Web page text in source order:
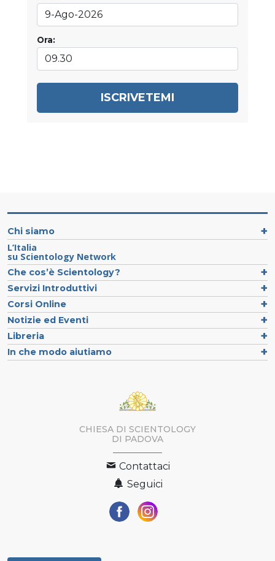
Ora:
ISCRIVETEMI
Chi siamo
L’Italia
su Scientology Network
Che cos’è Scientology?
Servizi Introduttivi
Corsi Online
Notizie ed Eventi
Libreria
In che modo aiutiamo
CHIESA DI SCIENTOLOGY
DI PADOVA
Contattaci
Seguici